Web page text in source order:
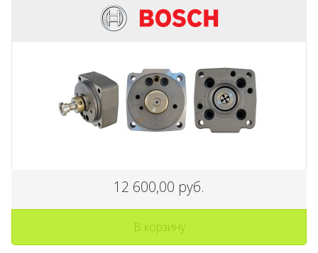
12 600,00 руб.
В корзину